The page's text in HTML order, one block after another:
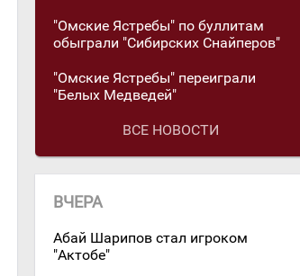
"Омские Ястребы" по буллитам
обыграли "Сибирских Снайперов"
"Омские Ястребы" переиграли
"Белых Медведей"
ВСЕ НОВОСТИ
ВЧЕРА
Абай Шарипов стал игроком
"Актобе"